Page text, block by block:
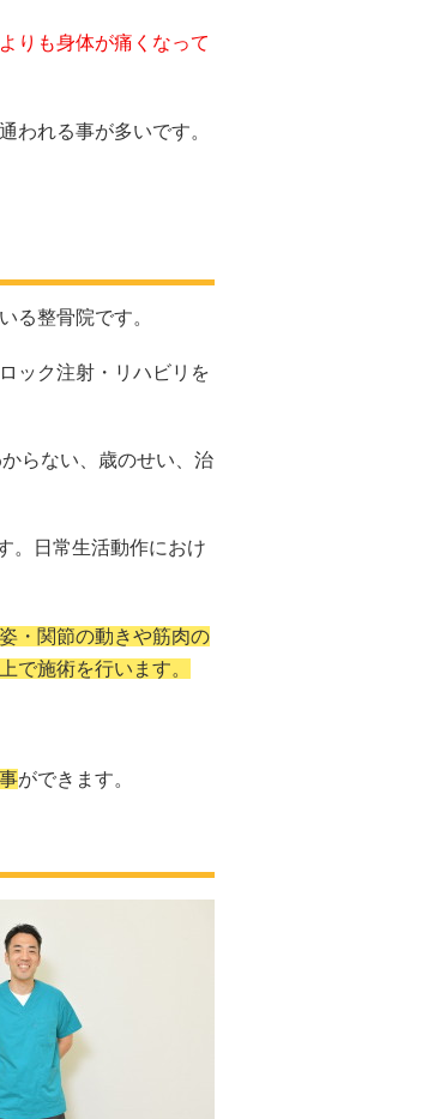
りも身体が痛くなって
われる事が多いです。
る整骨院です。
ック注射・リハビリを
らない、歳のせい、治
。日常生活動作におけ
・関節の動きや筋肉の
で施術を行います。
ができます。